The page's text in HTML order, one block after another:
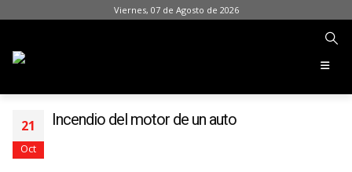
Viernes, 07 de Agosto de 2026
21
Oct
Incendio del motor de un auto